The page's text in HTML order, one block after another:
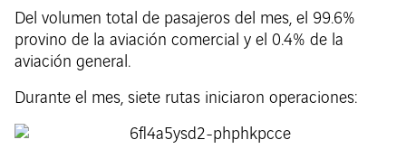
Del volumen total de pasajeros del mes, el 99.6%
provino de la aviación comercial y el 0.4% de la
aviación general.
Durante el mes, siete rutas iniciaron operaciones: